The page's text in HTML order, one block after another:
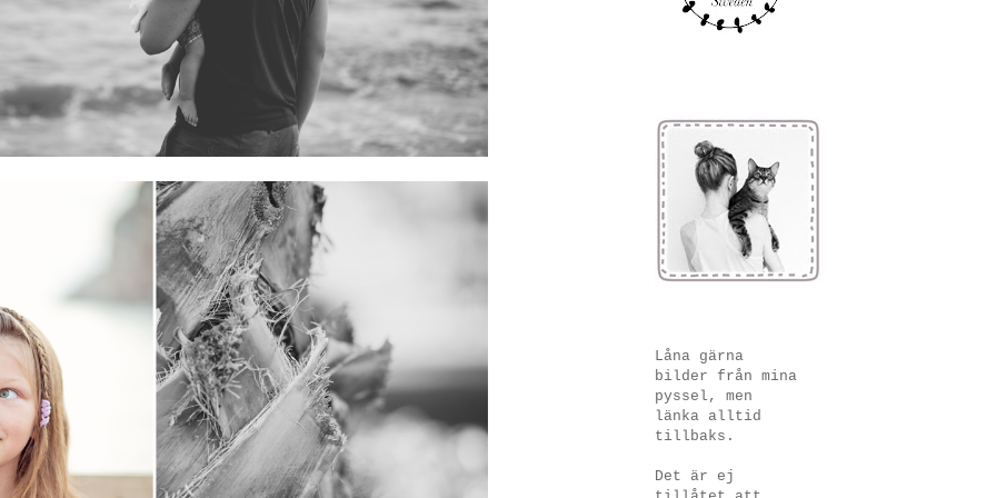
Låna gärna
bilder från mina
pyssel, men
länka alltid
tillbaks.
Det är ej